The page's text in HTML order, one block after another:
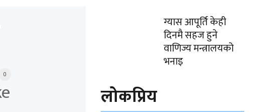
0
ग्यास आपूर्ति केही
दिनमै सहज हुने
वाणिज्य मन्त्रालयको
भनाइ
लोकप्रिय